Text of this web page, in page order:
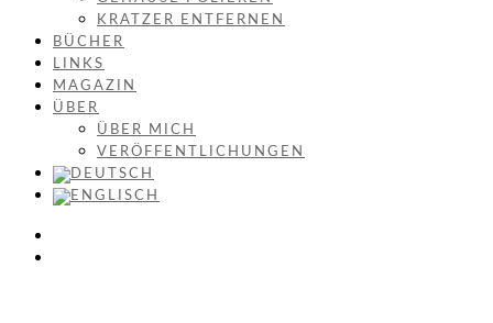
KRATZER ENTFERNEN
BÜCHER
LINKS
MAGAZIN
ÜBER
ÜBER MICH
VERÖFFENTLICHUNGEN